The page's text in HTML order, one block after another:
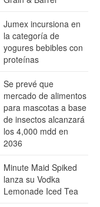
Jumex incursiona en
la categoría de
yogures bebibles con
proteínas
Se prevé que
mercado de alimentos
para mascotas a base
de insectos alcanzará
los 4,000 mdd en
2036
Minute Maid Spiked
lanza su Vodka
Lemonade Iced Tea